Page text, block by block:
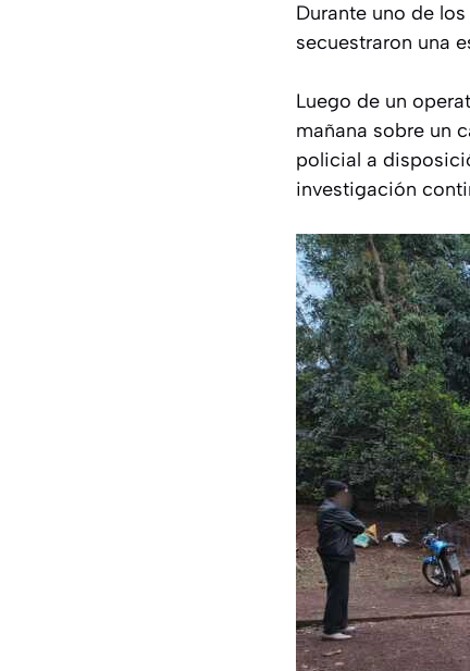
Durante uno de
secuestraron una
Luego de un
mañana sobre un
policial a
investigación